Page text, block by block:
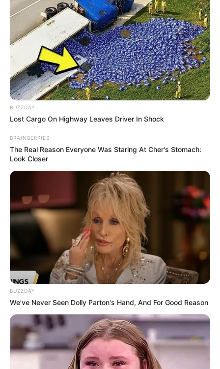
Lou va-t-elle obtenir la liberté conditionnelle comme Diego ?
BUZZDAY
Lost Cargo On Highway Leaves Driver In Shock
BRAINBERRIES
The Real Reason Everyone Was Staring At Cher's Stomach:
Look Closer
BUZZDAY
We’ve Never Seen Dolly Parton's Hand, And For Good Reason